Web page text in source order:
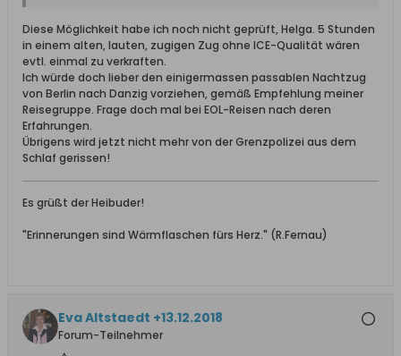
Diese Möglichkeit habe ich noch nicht geprüft, Helga. 5 Stunden
in einem alten, lauten, zugigen Zug ohne ICE-Qualität wären
evtl. einmal zu verkraften.
Ich würde doch lieber den einigermassen passablen Nachtzug
von Berlin nach Danzig vorziehen, gemäß Empfehlung meiner
Reisegruppe. Frage doch mal bei EOL-Reisen nach deren
Erfahrungen.
Übrigens wird jetzt nicht mehr von der Grenzpolizei aus dem
Schlaf gerissen!
Es grüßt der Heibuder!
"Erinnerungen sind Wärmflaschen fürs Herz." (R.Fernau)
Eva Altstaedt +13.12.2018
Forum-Teilnehmer